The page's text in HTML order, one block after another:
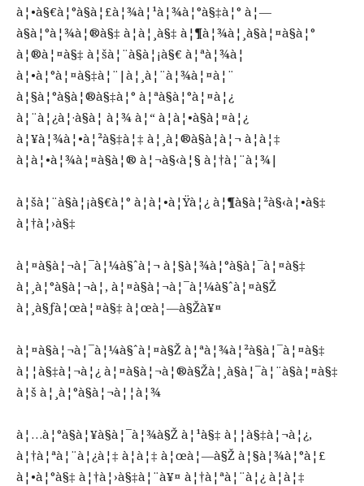
à¦•à§€à¦°à§à¦£à¦¾à¦¹à¦¾à¦°à§‡à¦° à¦—
à§à¦°à¦¾à¦®à§‡ à¦à¦¸à§‡ à¦¶à¦¾à¦¸à§à¦¤à§à¦°
à¦®à¦¤à§‡ à¦šà¦¨à§à¦¡à§€ à¦ªà¦¾à¦
à¦•à¦°à¦¤à§‡à¦¨|à¦¸à¦¨à¦¾à¦¤à¦¨
à¦§à¦°à§à¦®à§‡à¦° à¦ªà§à¦°à¦¤à¦¿
à¦¨à¦¿à¦·à§à¦ à¦¾ à¦“ à¦­à¦•à§à¦¤à¦¿
à¦¥à¦¾à¦•à¦²à§‡à¦‡ à¦¸à¦®à§à¦­à¦¬ à¦à¦‡
à¦à¦•à¦¾à¦¤à§à¦® à¦¬à§‹à¦§ à¦†à¦¨à¦¾|
à¦šà¦¨à§à¦¡à§€à¦° à¦à¦•à¦Ÿà¦¿ à¦¶à§à¦²à§‹à¦•à§‡
à¦†à¦›à§‡
à¦¤à§à¦¬à¦¯à¦¼à§ˆà¦¬ à¦§à¦¾à¦°à§à¦¯à¦¤à§‡
à¦¸à¦°à§à¦¬à¦‚ à¦¤à§à¦¬à¦¯à¦¼à§ˆà¦¤à§Ž
à¦¸à§ƒà¦œà¦¤à§‡ à¦œà¦—à§Žà¥¤
à¦¤à§à¦¬à¦¯à¦¼à§ˆà¦¤à§Ž à¦ªà¦¾à¦²à§à¦¯à¦¤à§‡
à¦¦à§‡à¦¬à¦¿ à¦¤à§à¦¬à¦®à§Žà¦¸à§à¦¯à¦¨à§à¦¤à§‡
à¦š à¦¸à¦°à§à¦¬à¦¦à¦¾
à¦…à¦°à§à¦¥à§à¦¯à¦¾à§Ž à¦¹à§‡ à¦¦à§‡à¦¬à¦¿,
à¦†à¦ªà¦¨à¦¿à¦‡ à¦à¦‡ à¦œà¦—à§Ž à¦§à¦¾à¦°à¦£
à¦•à¦°à§‡ à¦†à¦›à§‡à¦¨à¥¤ à¦†à¦ªà¦¨à¦¿ à¦à¦‡